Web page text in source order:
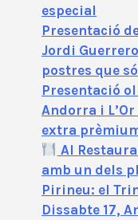
especial
Presentació
Jordi
postres que
Presentació
Andorra i
extra
Al
amb un dels
Pirineu: el
Dissabte 17,